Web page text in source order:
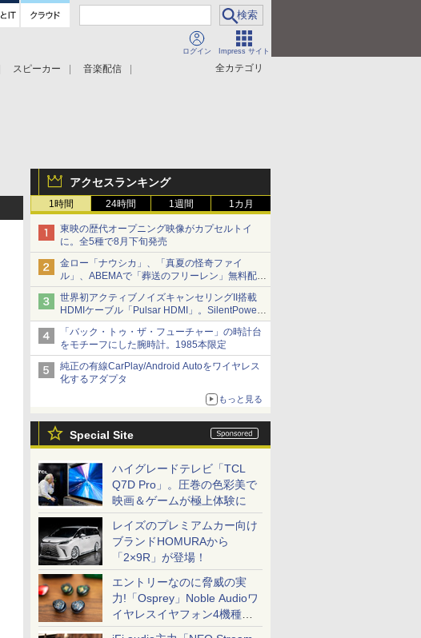
ログイン Impress サイト
全カテゴリ
スピーカー
音楽配信
アクセスランキング
1時間 24時間 1週間 1カ月
東映の歴代オープニング映像がカプセルトイ
に。全5種で8月下旬発売
金ロー「ナウシカ」、「真夏の怪奇ファイ
ル」、ABEMAで「葬送のフリーレン」無料配信
など。夏の特番・配信情報
世界初アクティブノイズキャンセリングII搭載
HDMIケーブル「Pulsar HDMI」。SilentPower
から
「バック・トゥ・ザ・フューチャー」の時計台
をモチーフにした腕時計。1985本限定
純正の有線CarPlay/Android Autoをワイヤレス
化するアダプタ
もっと見る
Special Site
ハイグレードテレビ「TCL
Q7D Pro」。圧巻の色彩美で
映画＆ゲームが極上体験に
レイズのプレミアムカー向け
ブランドHOMURAから
「2×9R」が登場！
エントリーなのに脅威の実
力!「Osprey」Noble Audioワ
イヤレスイヤフォン4機種を
一気に聴く